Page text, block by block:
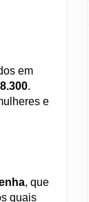
em
8.300.
e
, que
quais